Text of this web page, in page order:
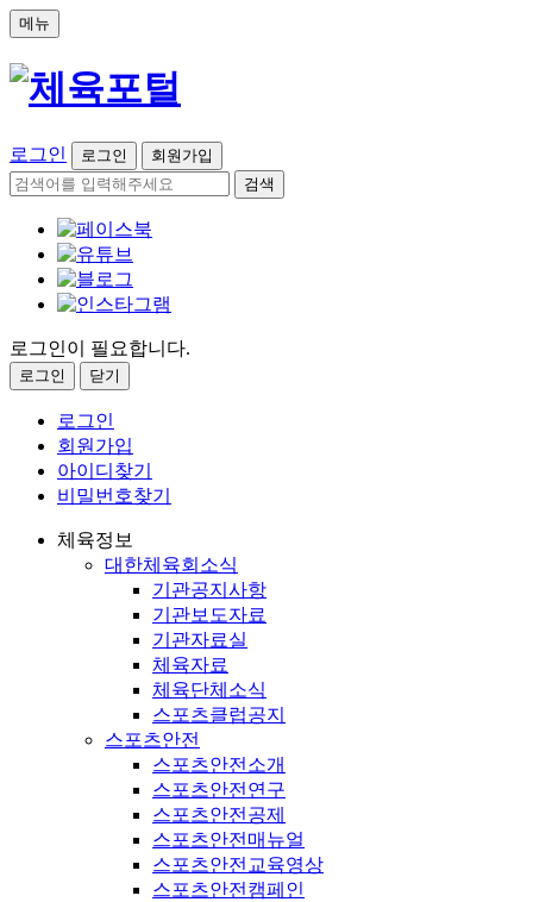
메뉴
로그인 로그인
회원가입
검색
로그인이 필요합니다.
로그인 닫기
로그인
회원가입
아이디찾기
비밀번호찾기
체육정보
대한체육회소식
기관공지사항
기관보도자료
기관자료실
체육자료
체육단체소식
스포츠클럽공지
스포츠안전
스포츠안전소개
스포츠안전연구
스포츠안전공제
스포츠안전매뉴얼
스포츠안전교육영상
스포츠안전캠페인